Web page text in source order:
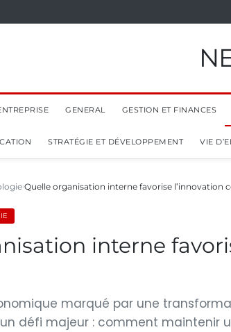
GENERAL GESTION ET FINANCES
STRATÉGIE ET DÉVELOPPEMENT VIE
Quelle organisation interne favorise l’innovation
interne
marqué par une
défi majeur : comment maintenir